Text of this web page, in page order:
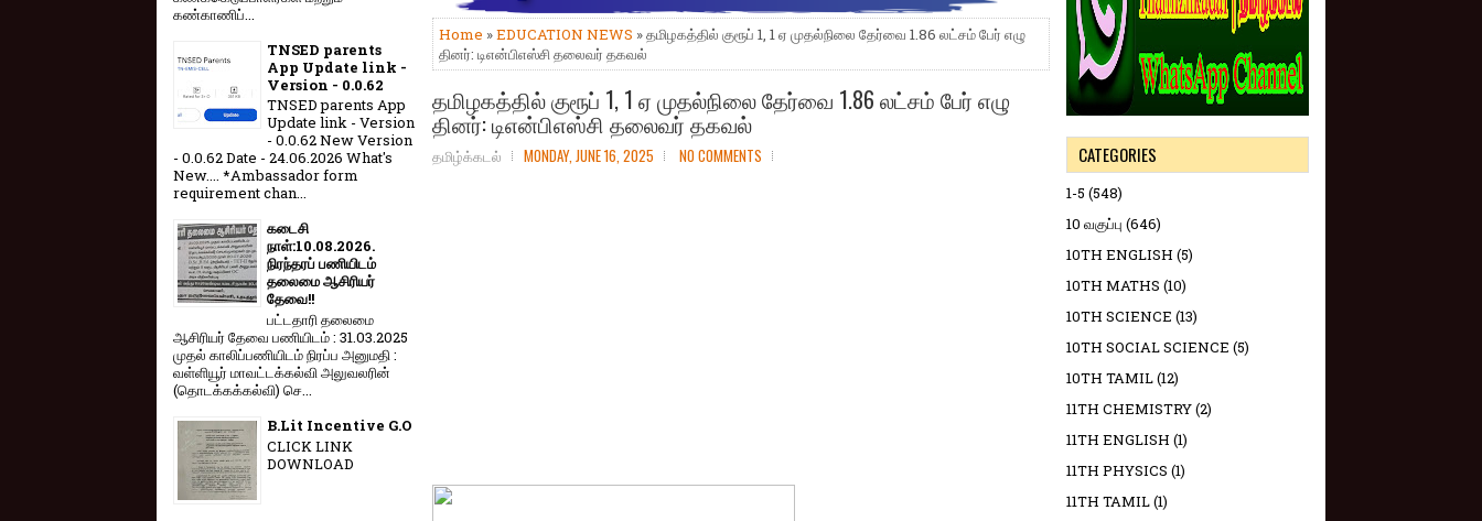
Home »EDUCATION NEWS » தமிழகத்தில் குரூப் 1, 1 ஏ முதல்​நிலை தேர்வை 1.86 லட்​சம் பேர் எழு​
தினர்: டிஎன்​பிஎஸ்சி தலை​வர் தகவல்
தமிழகத்தில் குரூப் 1, 1 ஏ முதல்​நிலை தேர்வை 1.86 லட்​சம் பேர் எழு​
தினர்: டிஎன்​பிஎஸ்சி தலை​வர் தகவல்
தமிழ்க்கடல் MONDAY, JUNE 16, 2025 NO COMMENTS
கண்காணிப்...
TNSED parents
App Update link -
Version - 0.0.62
TNSED parents App
Update link - Version
- 0.0.62 New Version
- 0.0.62 Date - 24.06.2026 What's
New.... *Ambassador form
requirement chan...
கடைசி
நாள்:10.08.2026.
நிரந்தரப் பணியிடம்
தலைமை ஆசிரியர்
தேவை!!
பட்டதாரி தலைமை
ஆசிரியர் தேவை பணியிடம் : 31.03.2025
முதல் காலிப்பணியிடம் நிரப்ப அனுமதி :
வள்ளியூர் மாவட்டக்கல்வி அலுவலரின்
(தொடக்கக்கல்வி) செ...
B.Lit Incentive G.O
CLICK LINK
DOWNLOAD
CATEGORIES
1-5 (548)
10 வகுப்பு (646)
10TH ENGLISH (5)
10TH MATHS (10)
10TH SCIENCE (13)
10TH SOCIAL SCIENCE (5)
10TH TAMIL(12)
11TH CHEMISTRY(2)
11TH ENGLISH (1)
11TH PHYSICS (1)
11TH TAMIL(1)